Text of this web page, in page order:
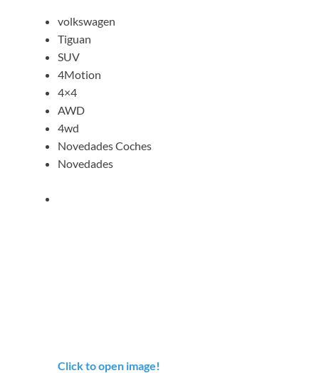
volkswagen
Tiguan
SUV
4Motion
4×4
AWD
4wd
Novedades Coches
Novedades
Click to open image!